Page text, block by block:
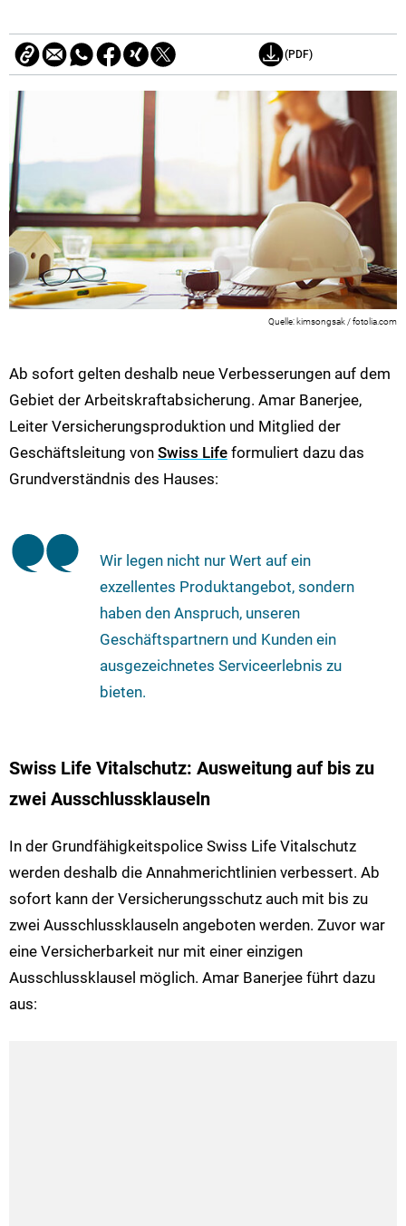
(PDF)
kimsongsak / fotolia.com
Ab sofort gelten deshalb neue Verbesserungen auf dem
Gebiet der Arbeitskraftabsicherung. Amar Banerjee,
Leiter Versicherungsproduktion und Mitglied der
Geschäftsleitung von Swiss Life formuliert dazu das
Grundverständnis des Hauses:
Wir legen nicht nur Wert auf ein
exzellentes Produktangebot, sondern
haben den Anspruch, unseren
Geschäftspartnern und Kunden ein
ausgezeichnetes Serviceerlebnis zu
bieten.
Swiss Life Vitalschutz: Ausweitung auf bis zu
zwei Ausschlussklauseln
In der Grundfähigkeitspolice Swiss Life Vitalschutz
werden deshalb die Annahmerichtlinien verbessert. Ab
sofort kann der Versicherungsschutz auch mit bis zu
zwei Ausschlussklauseln angeboten werden. Zuvor war
eine Versicherbarkeit nur mit einer einzigen
Ausschlussklausel möglich. Amar Banerjee führt dazu
aus: